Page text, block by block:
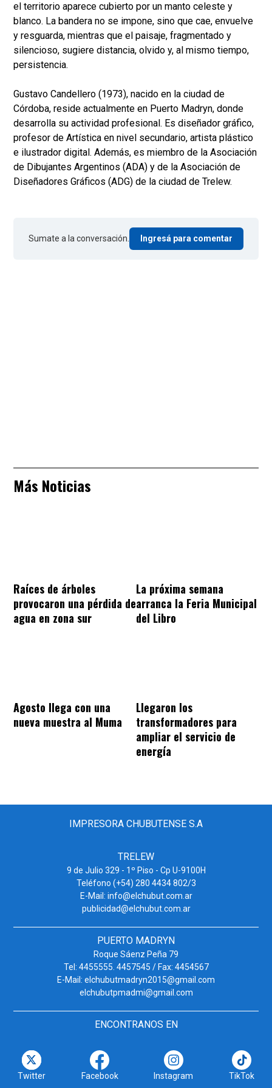
el territorio aparece cubierto por un manto celeste y
blanco. La bandera no se impone, sino que cae, envuelve
y resguarda, mientras que el paisaje, fragmentado y
silencioso, sugiere distancia, olvido y, al mismo tiempo,
persistencia.
Gustavo Candellero (1973), nacido en la ciudad de
Córdoba, reside actualmente en Puerto Madryn, donde
desarrolla su actividad profesional. Es diseñador gráfico,
profesor de Artística en nivel secundario, artista plástico
e ilustrador digital. Además, es miembro de la Asociación
de Dibujantes Argentinos (ADA) y de la Asociación de
Diseñadores Gráficos (ADG) de la ciudad de Trelew.
Sumate a la conversación. Ingresá para comentar
Más Noticias
Raíces de árboles
provocaron una pérdida de
agua en zona sur
La próxima semana
arranca la Feria Municipal
del Libro
Agosto llega con una
nueva muestra al Muma
Llegaron los
transformadores para
ampliar el servicio de
energía
IMPRESORA CHUBUTENSE S.A
TRELEW
9 de Julio 329 - 1º Piso - Cp U-9100H
Teléfono (+54) 280 4434 802/3
E-Mail: info@elchubut.com.ar
publicidad@elchubut.com.ar
PUERTO MADRYN
Roque Sáenz Peña 79
Tel: 4455555. 4457545 / Fax: 4454567
E-Mail: elchubutmadryn2015@gmail.com
elchubutpmadmi@gmail.com
ENCONTRANOS EN
Twitter Facebook Instagram TikTok